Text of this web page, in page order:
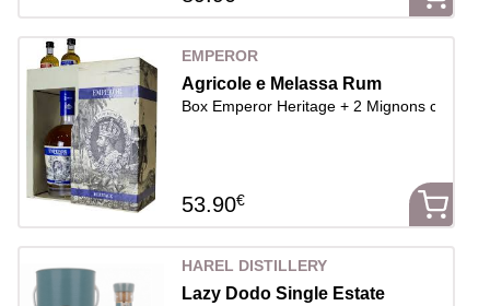
EMPEROR
Agricole e Melassa Rum
Box Emperor Heritage + 2 Mignons cl.5 (1
53.90€
HAREL DISTILLERY
Lazy Dodo Single Estate